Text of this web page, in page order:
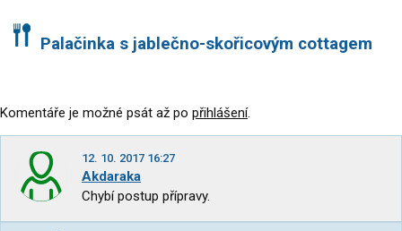
Palačinka s jablečno-skořicovým cottagem
Komentáře je možné psát až po přihlášení.
12. 10. 2017 16:27
Akdaraka
Chybí postup přípravy.